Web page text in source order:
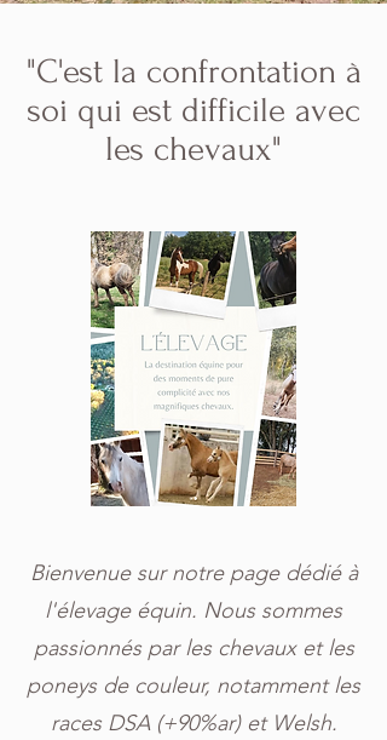
"C'est la confrontation à
soi qui est difficile avec
les chevaux"
Bienvenue sur notre page dédié à
l'élevage équin. Nous sommes
passionnés par les chevaux et les
poneys de couleur, notamment les
races DSA (+90%ar) et Welsh.